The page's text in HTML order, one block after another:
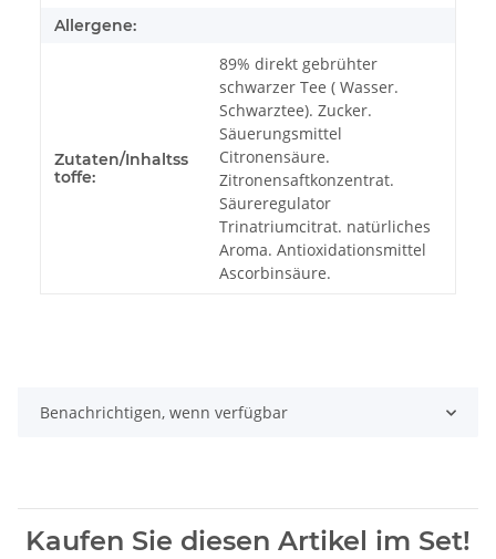
Allergene:
Zutaten/Inhaltss
toffe:
89% direkt gebrühter
schwarzer Tee ( Wasser.
Schwarztee). Zucker.
Säuerungsmittel
Citronensäure.
Zitronensaftkonzentrat.
Säureregulator
Trinatriumcitrat. natürliches
Aroma. Antioxidationsmittel
Ascorbinsäure.
Benachrichtigen, wenn verfügbar
Kaufen Sie diesen Artikel im Set!